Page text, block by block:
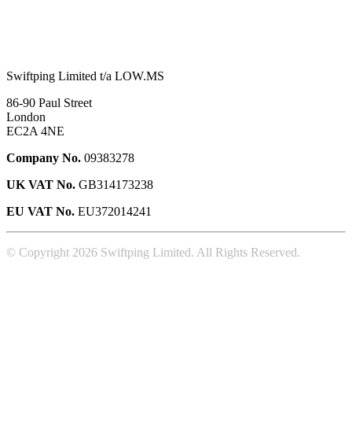
Swiftping Limited t/a LOW.MS
86-90 Paul Street
London
EC2A 4NE
Company No. 09383278
UK VAT No. GB314173238
EU VAT No. EU372014241
© Copyright 2026 Swiftping Limited. All Rights Reserved.